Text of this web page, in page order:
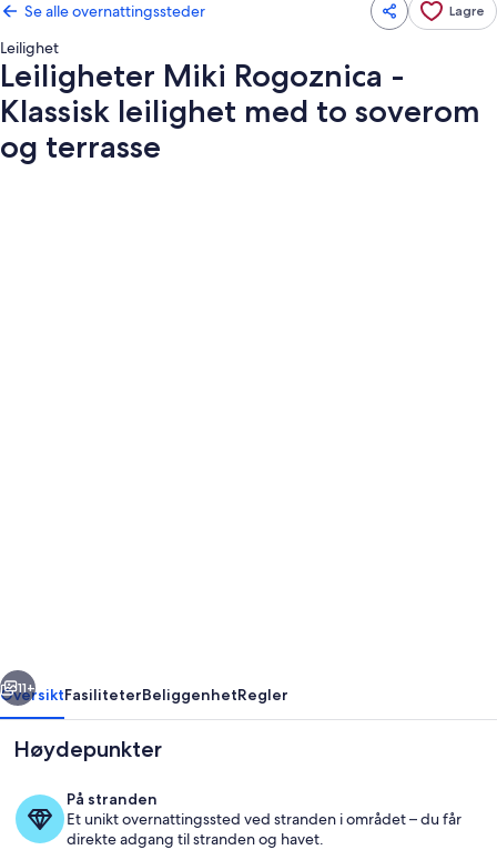
Se alle overnattingssteder Lagre
Leilighet
Leiligheter Miki Rogoznica -
Klassisk leilighet med to soverom
og terrasse
med
to
soverom
og
terrasse
11+
OversiktFasiliteterBeliggenhetRegler
Høydepunkter
På stranden
Et unikt overnattingssted ved stranden i området – du får
direkte adgang til stranden og havet.